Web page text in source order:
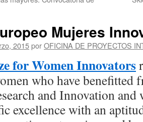
Mujeres
2015porOFICINA DE PROYECTOS
for Women Innovators
who have
and Innovation and
excellence with an